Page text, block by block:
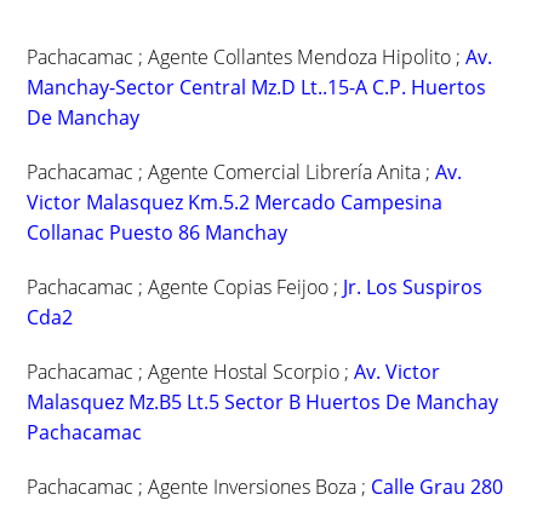
Pachacamac ; Agente Collantes Mendoza Hipolito ;Av.
Manchay-Sector Central Mz.D Lt..15-A C.P. Huertos
De Manchay
Pachacamac ; Agente Comercial Librería Anita ;Av.
Victor Malasquez Km.5.2 Mercado Campesina
Collanac Puesto 86 Manchay
Pachacamac ; Agente Copias Feijoo ; Jr. Los Suspiros
Cda2
Pachacamac ; Agente Hostal Scorpio ;Av. Victor
Malasquez Mz.B5 Lt.5 Sector B Huertos De Manchay
Pachacamac
Pachacamac ; Agente Inversiones Boza ; Calle Grau 280